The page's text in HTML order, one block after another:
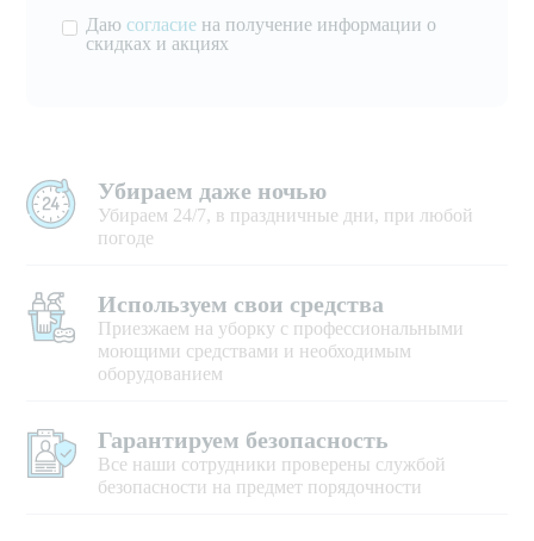
Даю согласие на получение информации о
скидках и акциях
Убираем даже ночью
Убираем 24/7, в праздничные дни, при любой
погоде
Используем свои средства
Приезжаем на уборку с профессиональными
моющими средствами и необходимым
оборудованием
Гарантируем безопасность
Все наши сотрудники проверены службой
безопасности на предмет порядочности